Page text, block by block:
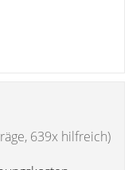
639x hilfreich)